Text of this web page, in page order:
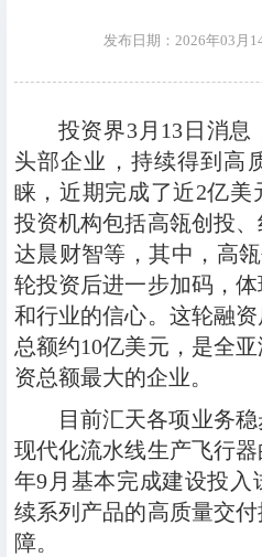
发布日期：2026年03月
投资界3月13日消息
头部企业，持续得到高
睐，近期完成了近2亿美
投资机构包括高瓴创投、
达晨财智等，其中，高
轮投资后进一步加码，
和行业的信心。这轮融
总额约10亿美元，是全
资总额最大的企业。
目前汇天各项业务
现代化流水线生产飞行
年9月基本完成建设投
续系列产品的高质量交
障。